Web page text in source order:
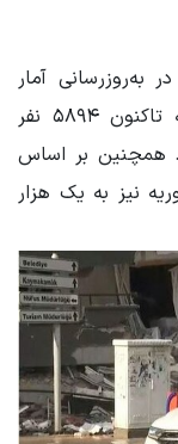
به‌روزرسانی آمار
قربانیان زلزله در این کشور اعلام کرد که تاکنون ۵۸۹۴ نفر
شده‌اند. همچنین بر اساس
نیز به یک هزار